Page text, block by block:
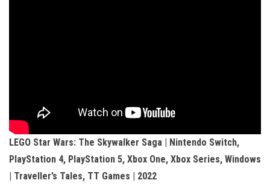
LEGO Star Wars: The Skywalker Saga | Nintendo Switch,
PlayStation 4, PlayStation 5, Xbox One, Xbox Series, Windows
| Traveller’s Tales, TT Games | 2022